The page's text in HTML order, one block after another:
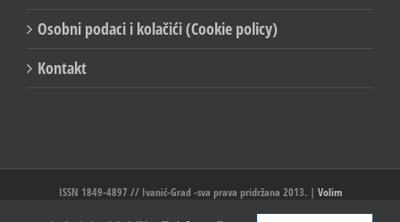
Osobni podaci i kolačići (Cookie policy)
Kontakt
ISSN 1849-4897 // Ivanić-Grad -sva prava pridržana 2013. | Volim